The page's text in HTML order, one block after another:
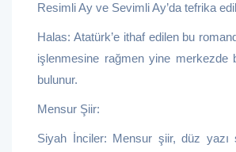
Resimli Ay ve Sevimli Ay’da tefrika
Halas: Atatürk’e ithaf edilen bu
işlenmesine rağmen yine merkezde
bulunur.
Mensur Şiir:
Siyah İnciler: Mensur şiir, düz yazı